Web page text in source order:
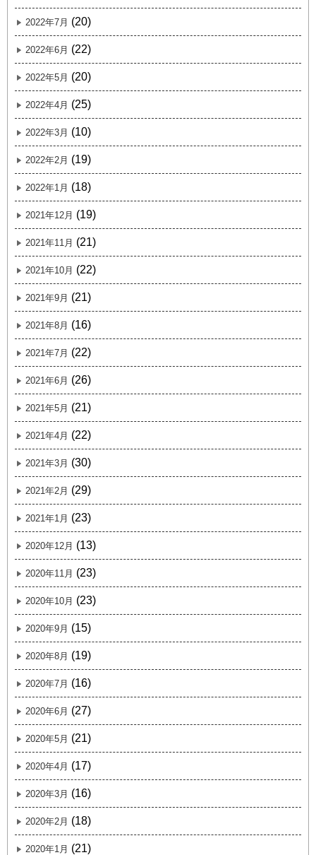
2022年7月 (20)
2022年6月 (22)
2022年5月 (20)
2022年4月 (25)
2022年3月 (10)
2022年2月 (19)
2022年1月 (18)
2021年12月 (19)
2021年11月 (21)
2021年10月 (22)
2021年9月 (21)
2021年8月 (16)
2021年7月 (22)
2021年6月 (26)
2021年5月 (21)
2021年4月 (22)
2021年3月 (30)
2021年2月 (29)
2021年1月 (23)
2020年12月 (13)
2020年11月 (23)
2020年10月 (23)
2020年9月 (15)
2020年8月 (19)
2020年7月 (16)
2020年6月 (27)
2020年5月 (21)
2020年4月 (17)
2020年3月 (16)
2020年2月 (18)
2020年1月 (21)